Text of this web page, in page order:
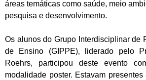
áreas temáticas como saúde, meio
pesquisa e desenvolvimento.
Os alunos do Grupo Interdisciplinar de
de Ensino (GIPPE), liderado pelo
Roehrs, participou deste evento
modalidade poster. Estavam